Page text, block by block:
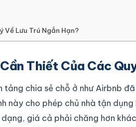
Về Lưu Trú Ngắn Hạn?
Thiết Của Các
chia sẻ chỗ ở như Airbnb
này cho phép chủ nhà tận
giá cả phải chăng hơn